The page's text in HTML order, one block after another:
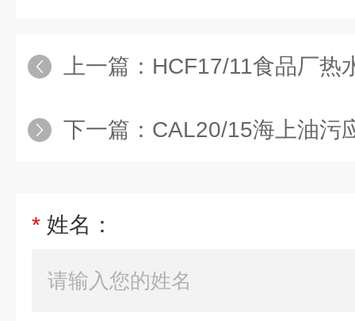
上一篇： HCF17/11食品厂热
下一篇： CAL20/15海上油污应
* 姓名：